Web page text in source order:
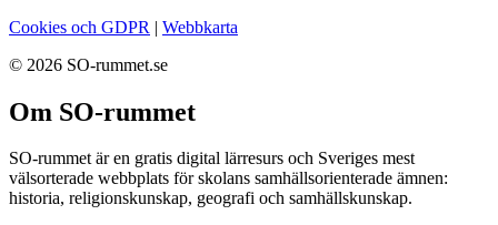
Cookies och GDPR | Webbkarta
© 2026 SO-rummet.se
Om SO-rummet
SO-rummet är en gratis digital lärresurs och Sveriges mest
välsorterade webbplats för skolans samhällsorienterade ämnen:
historia, religionskunskap, geografi och samhällskunskap.